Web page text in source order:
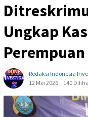
Ungkap
Redaksi Indonesia
12 Mei 2026
140